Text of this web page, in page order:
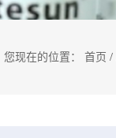
您现在的位置： 首页 /